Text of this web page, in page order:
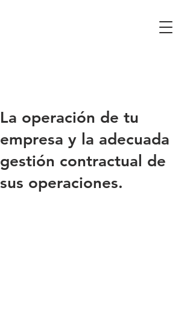
La operación de tu
empresa y la adecuada
gestión contractual de
sus operaciones.